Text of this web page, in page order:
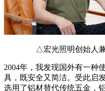
△宏光照明创始人
2004年，我发现国外有一种
具，既安全又简洁。受此启
选用了铝材替代传统五金，